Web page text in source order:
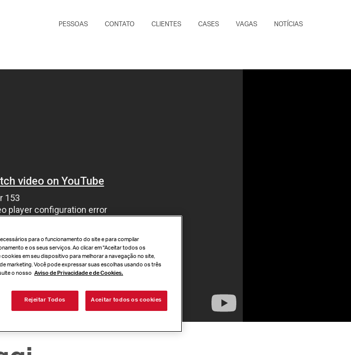
PESSOAS CONTATO CLIENTES CASES VAGAS NOTÍCIAS
para o funcionamento do site e para compilar
e os seus serviços. Ao clicar em "Aceitar todos os
em seu dispositivo para melhorar a navegação no site,
marketing. Você pode expressar suas escolhas usando os três
o nosso Aviso de Privacidade e de Cookies.
Rejeitar Todos Aceitar todos os cookies